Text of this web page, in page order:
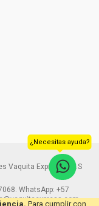
Para cumplir con
Vaquita Express S.A.S
WhatsApp: +57
¿Necesitas ayuda?